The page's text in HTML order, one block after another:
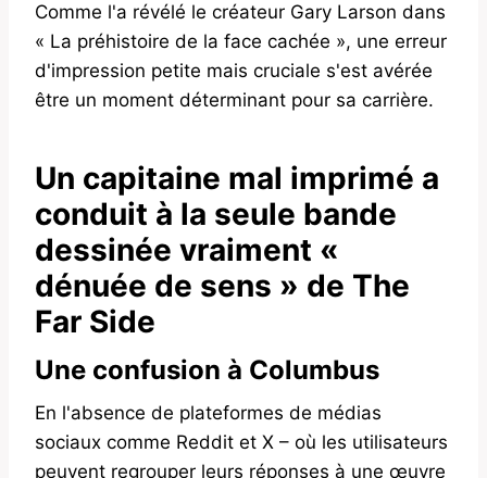
Comme l'a révélé le créateur Gary Larson dans
« La préhistoire de la face cachée », une erreur
d'impression petite mais cruciale s'est avérée
être un moment déterminant pour sa carrière.
Un capitaine mal imprimé a
conduit à la seule bande
dessinée vraiment «
dénuée de sens » de The
Far Side
Une confusion à Columbus
En l'absence de plateformes de médias
sociaux comme Reddit et X – où les utilisateurs
peuvent regrouper leurs réponses à une œuvre